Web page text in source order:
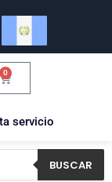
0
servicio
BUSCAR